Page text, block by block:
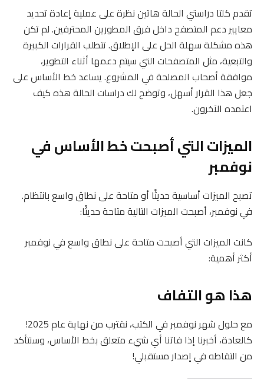
تقدم كلتا دراستي الحالة هاتين نظرة على عملية إعادة تحديد
معايير دعم المتصفح داخل فرق المطورين المحترفين. لم تكن
هذه مشكلة سهلة الحل على الإطلاق. تتطلب القرارات الكبيرة
والتبعية، مثل المتصفحات التي سيتم دعمها أثناء التطوير،
موافقة أصحاب المصلحة في المشروع. يساعد خط الأساس على
جعل هذا القرار أسهل، وتوضح لك دراسات الحالة هذه كيف
اعتمده الآخرون.
الميزات التي أصبحت خط الأساس في
نوفمبر
تصبح الميزات أساسية حديثًا أو متاحة على نطاق واسع بانتظام.
في نوفمبر، أصبحت الميزات التالية متاحة حديثًا:
كانت الميزات التي أصبحت متاحة على نطاق واسع في نوفمبر
أكثر أهمية:
هذا هو التفاف
مع حلول شهر نوفمبر في الكتب، نقترب من نهاية عام 2025!
كالعادة، أخبرنا إذا فاتنا أي شيء متعلق بخط الأساس، وسنتأكد
من التقاطه في إصدار مستقبلي!